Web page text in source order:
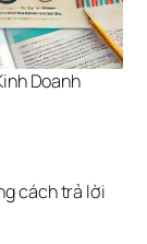
Doanh
cách trả lời